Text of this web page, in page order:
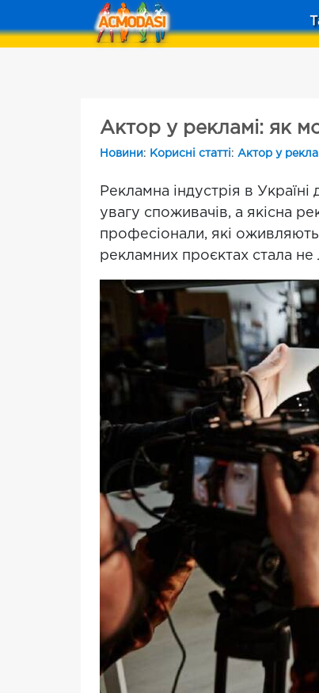
Актор у рекламі: як
Новини: Корисні статті: Актор у
Рекламна індустрія в
увагу споживачів, а якісна
професіонали, які оживляють
рекламних проєктах стала